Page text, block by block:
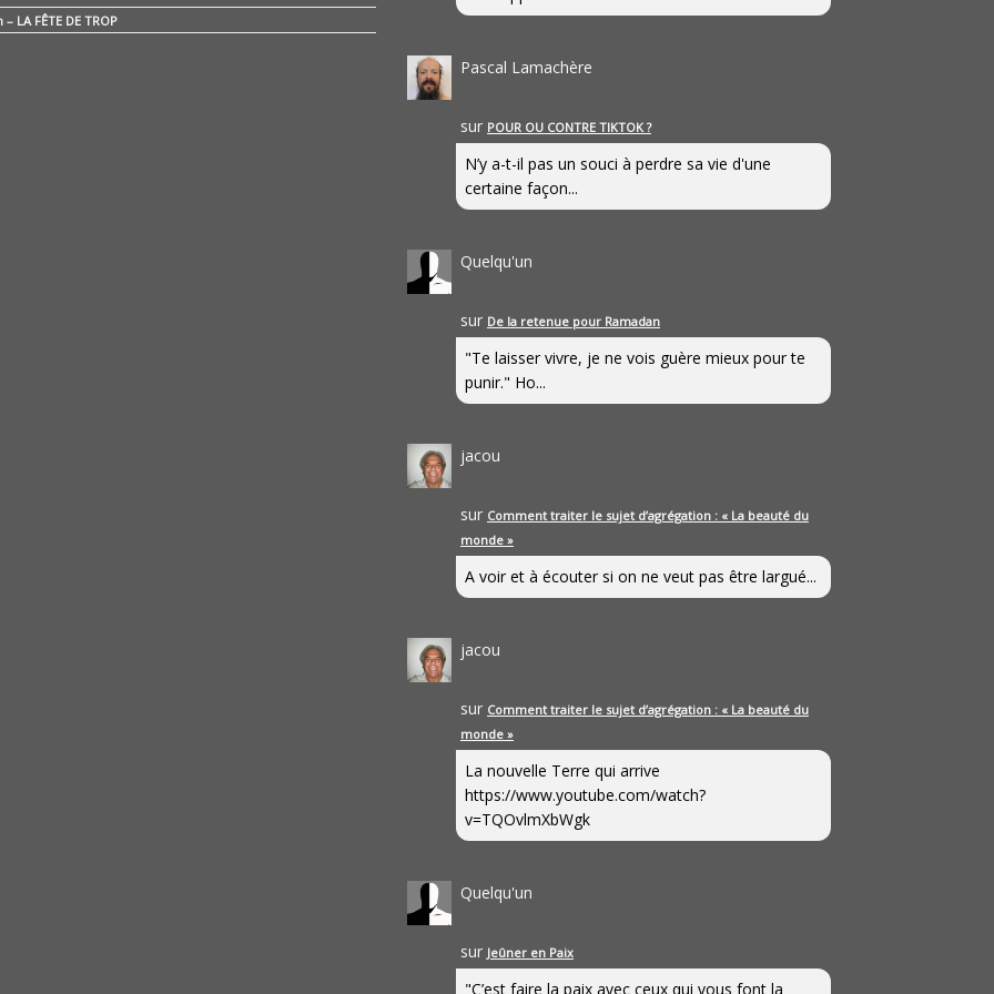
LA FÊTE DE TROP
Pascal Lamachère
sur POUR OU CONTRE TIKTOK ?
N’y a-t-il pas un souci à perdre sa vie d'une
certaine façon...
Quelqu'un
sur De la retenue pour Ramadan
"Te laisser vivre, je ne vois guère mieux pour te
punir." Ho...
jacou
sur Comment traiter le sujet d’agrégation : « La beauté du
monde »
A voir et à écouter si on ne veut pas être largué...
jacou
sur Comment traiter le sujet d’agrégation : « La beauté du
monde »
La nouvelle Terre qui arrive
https://www.youtube.com/watch?
v=TQOvlmXbWgk
Quelqu'un
sur Jeûner en Paix
"C’est faire la paix avec ceux qui vous font la